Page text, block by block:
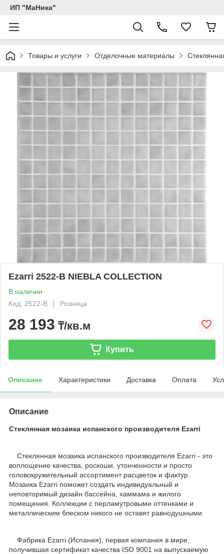
ИП "МаНика"
Товары и услуги Отделочные материалы
Ezarri 2522-B NIEBLA COLLECTION
В наличии
Код: 2522-B
Розница
28 193 ₸/кв.м
Купить
Описание Характеристики Доставка Оплата
Описание
Стеклянная мозаика испанского производителя Ezarri
Стеклянная мозаика испанского производителя Ezarri - это
воплощение качества, роскоши, утонченности и просто
головокружительный ассортимент расцветок и фактур.
Мозаика Ezarri поможет создать индивидуальный и
неповторимый дизайн бассейна, хаммама и жилого
помещения. Коллекции с перламутровыми оттенками и
металлическим блеском никого не оставят равнодушными.
Фабрика Ezarri (Испания), первая компания в мире,
получившая сертификат качества ISO 9001 на выпускаемую